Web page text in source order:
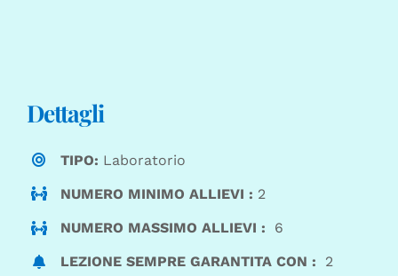
Dettagli
TIPO: Laboratorio
NUMERO MINIMO ALLIEVI : 2
NUMERO MASSIMO ALLIEVI : 6
LEZIONE SEMPRE GARANTITA CON : 2